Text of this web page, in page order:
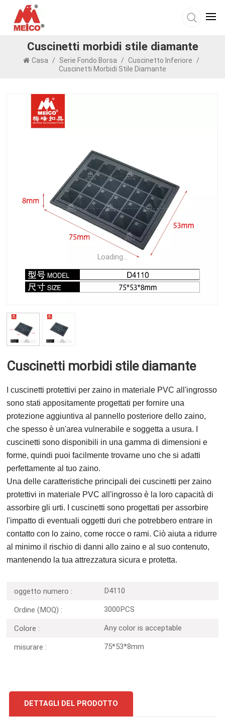
Cuscinetti morbidi stile diamante
Casa / Serie Fondo Borsa / Cuscinetto Inferiore
/
Cuscinetti Morbidi Stile Diamante
Loading...
Cuscinetti morbidi stile diamante
I cuscinetti protettivi per zaino in materiale PVC all'ingrosso
sono stati appositamente progettati per fornire una
protezione aggiuntiva al pannello posteriore dello zaino,
che spesso è un'area vulnerabile e soggetta a usura. I
cuscinetti sono disponibili in una gamma di dimensioni e
forme, quindi puoi facilmente trovarne uno che si adatti
perfettamente al tuo zaino.
Una delle caratteristiche principali dei cuscinetti per zaino
protettivi in materiale PVC all'ingrosso è la loro capacità di
assorbire gli urti. I cuscinetti sono progettati per assorbire
l'impatto di eventuali oggetti duri che potrebbero entrare in
contatto con lo zaino, come rocce o rami. Ciò aiuta a ridurre
al minimo il rischio di danni allo zaino e al suo contenuto,
mantenendo la tua attrezzatura sicura e protetta.
oggetto numero : D4110
Ordine (MOQ) : 3000PCS
Colore : Any color is acceptable
misurare : 75*53*8mm
DETTAGLI DEL PRODOTTO